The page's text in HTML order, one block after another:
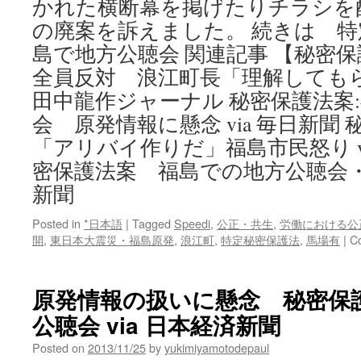
かれた横断幕を掲げたりチラシ
の廃案を訴えました。 続きは 特
島で地方公聴会 関連記事 【秘密
全員反対 浪江町長「理解しても
田中龍作ジャーナル 秘密保護法
会 原発情報に懸念 via 毎日新聞
「アリバイ作りだ」福島市民怒り
密保護法案 福島での地方公聴会
新聞
Posted in *日本語 | Tagged Speedi, 公正・共生, 労働における
開, 東日本大震災・福島原発, 浪江町, 特定秘密保護法, 馬場有 |
原発情報の扱いに懸念 秘密保
公聴会 via 日本経済新聞
Posted on 2013/11/25byyukimiyamotodepaul